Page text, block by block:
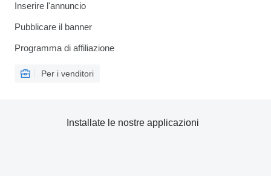
Inserire l'annuncio
Pubblicare il banner
Programma di affiliazione
Per i venditori
Installate le nostre applicazioni